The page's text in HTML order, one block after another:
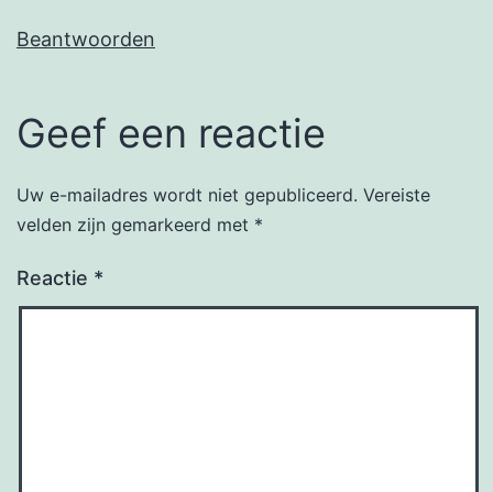
Beantwoorden
Geef een reactie
Uw e-mailadres wordt niet gepubliceerd. Vereiste
velden zijn gemarkeerd met *
Reactie *